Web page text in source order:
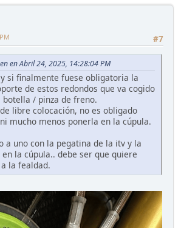
#7
en Abril 24, 2025, 14:28:04 PM
si finalmente fuese obligatoria la
de estos redondos que va cogido
botella / pinza de freno.
libre colocación, no es obligado
mucho menos ponerla en la cúpula.
a uno con la pegatina de la itv y la
la cúpula.. debe ser que quiere
la fealdad.